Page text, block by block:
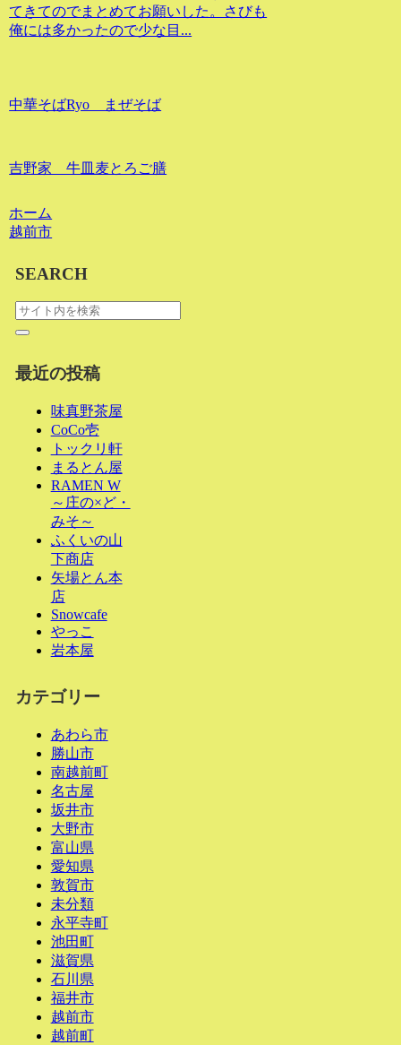
てきてのでまとめてお願いした。さびも
俺には多かったので少な目...
中華そばRyo まぜそば
吉野家 牛皿麦とろご膳
ホーム
越前市
SEARCH
最近の投稿
味真野茶屋
CoCo壱
トックリ軒
まるとん屋
RAMEN W
～庄の×ど・
みそ～
ふくいの山
下商店
矢場とん本
店
Snowcafe
やっこ
岩本屋
カテゴリー
あわら市
勝山市
南越前町
名古屋
坂井市
大野市
富山県
愛知県
敦賀市
未分類
永平寺町
池田町
滋賀県
石川県
福井市
越前市
越前町